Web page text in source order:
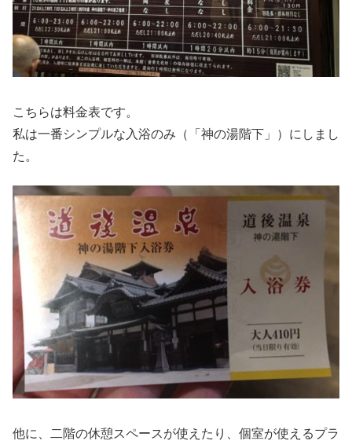
こちらは料金表です。
私は一番シンプルな入浴のみ（「神の湯階下」）にしまし
た。
他に、二階の休憩スペースが使えたり、個室が使えるプラ